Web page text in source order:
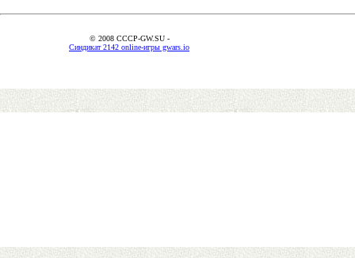
© 2008 CCCP-GW.SU -
Синдикат 2142 online-игры gwars.io